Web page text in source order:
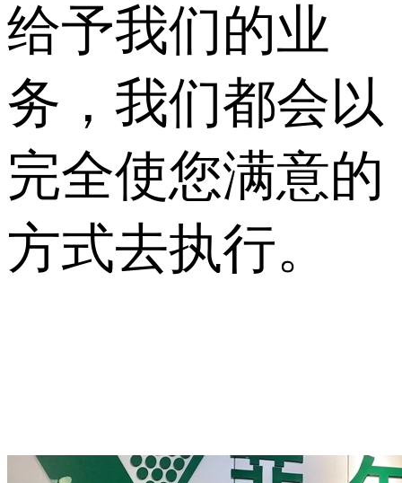
给予我们的业
务，我们都会以
完全使您满意的
方式去执行。